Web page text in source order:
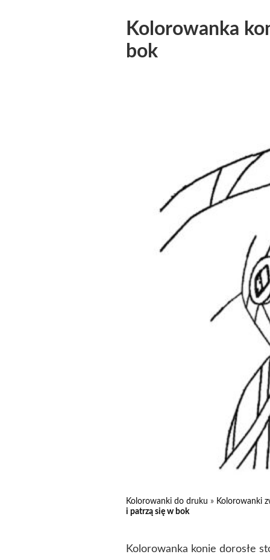
Kolorowanka
bok
Kolorowanki do druku » Kolorowanki
i patrzą się w bok
Kolorowanka konie dorosłe